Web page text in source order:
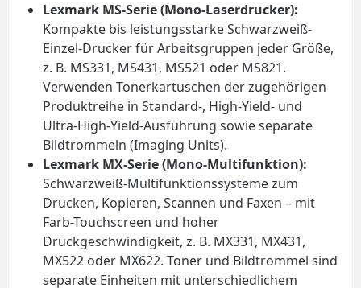
Lexmark MS-Serie (Mono-Laserdrucker):
Kompakte bis leistungsstarke Schwarzweiß-
Einzel-Drucker für Arbeitsgruppen jeder Größe,
z. B. MS331, MS431, MS521 oder MS821.
Verwenden Tonerkartuschen der zugehörigen
Produktreihe in Standard-, High-Yield- und
Ultra-High-Yield-Ausführung sowie separate
Bildtrommeln (Imaging Units).
Lexmark MX-Serie (Mono-Multifunktion):
Schwarzweiß-Multifunktionssysteme zum
Drucken, Kopieren, Scannen und Faxen – mit
Farb-Touchscreen und hoher
Druckgeschwindigkeit, z. B. MX331, MX431,
MX522 oder MX622. Toner und Bildtrommel sind
separate Einheiten mit unterschiedlichem